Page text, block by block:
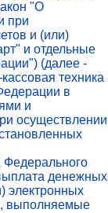
"О
при
и (или)
и отдельные
(далее -
техника
в
и
осуществлении
Федерального
денежных
электронных
выполняемые